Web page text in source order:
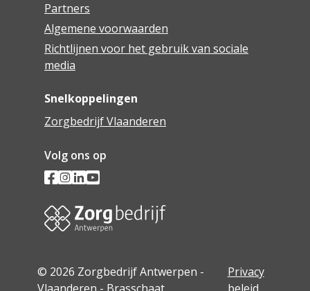
Partners
Algemene voorwaarden
Richtlijnen voor het gebruik van sociale
media
Snelkoppelingen
Zorgbedrijf Vlaanderen
Volg ons op
© 2026 Zorgbedrijf Antwerpen -
Privacy